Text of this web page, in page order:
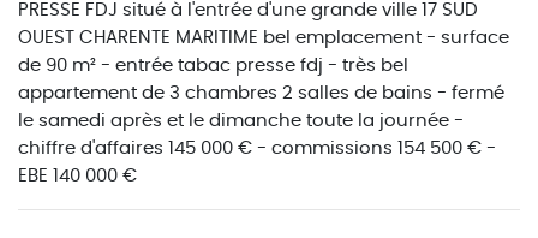
PRESSE FDJ situé à l'entrée d'une grande ville 17 SUD
OUEST CHARENTE MARITIME bel emplacement - surface
de 90 m² - entrée tabac presse fdj - très bel
appartement de 3 chambres 2 salles de bains - fermé
le samedi après et le dimanche toute la journée -
chiffre d'affaires 145 000 € - commissions 154 500 € -
EBE 140 000 €